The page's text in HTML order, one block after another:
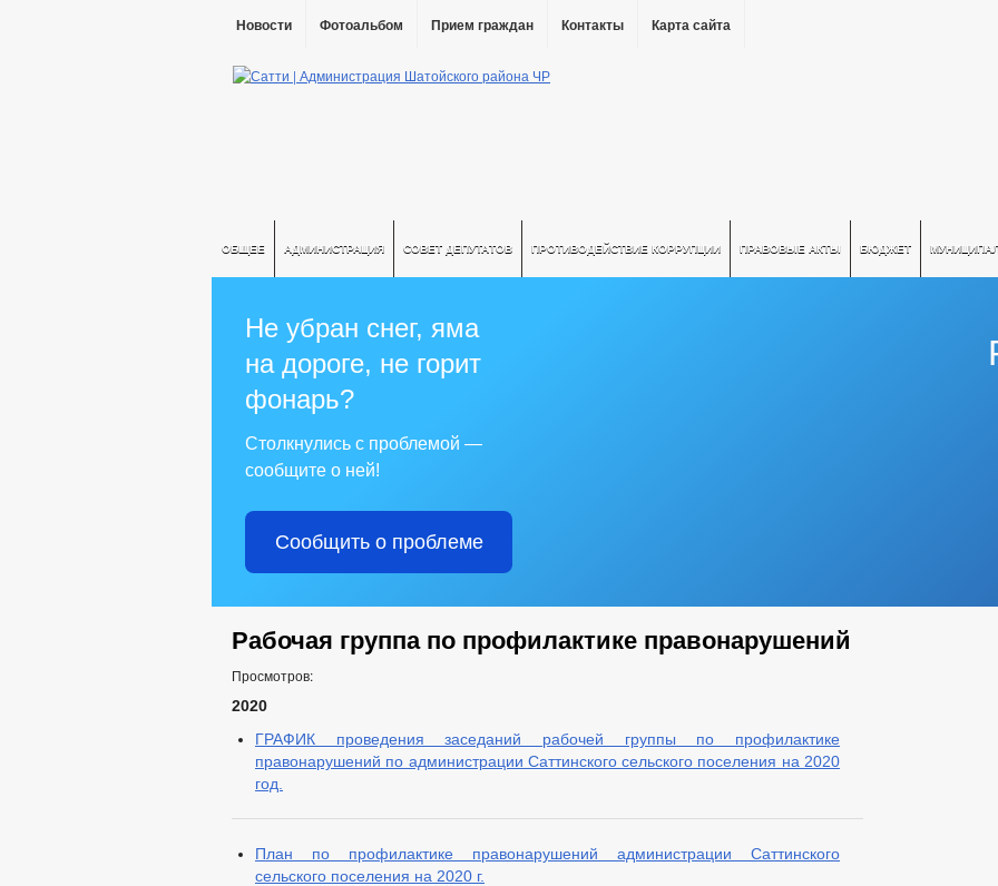
Новости Фотоальбом Прием граждан Контакты Карта сайта
ОБЩЕЕ АДМИНИСТРАЦИЯ СОВЕТ ДЕПУТАТОВ ПРОТИВОДЕЙСТВИЕ КОРРУПЦИИ ПРАВОВЫЕ АКТЫ БЮДЖЕТ
Не убран снег, яма
на дороге, не горит
фонарь?
Столкнулись с проблемой —
сообщите о ней!
Сообщить о проблеме
Рабочая группа по профилактике правонарушений
Просмотров:
2020
ГРАФИК проведения заседаний рабочей группы по профилактике
правонарушений по администрации Саттинского сельского поселения на 2020
год.
План по профилактике правонарушений администрации Саттинского
сельского поселения на 2020 г.